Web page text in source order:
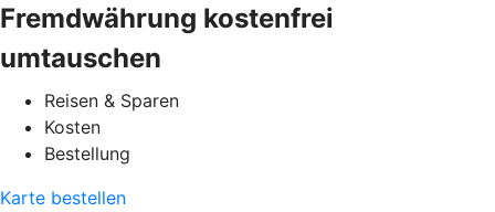
Fremdwährung kostenfrei
umtauschen
Reisen & Sparen
Kosten
Bestellung
Karte bestellen